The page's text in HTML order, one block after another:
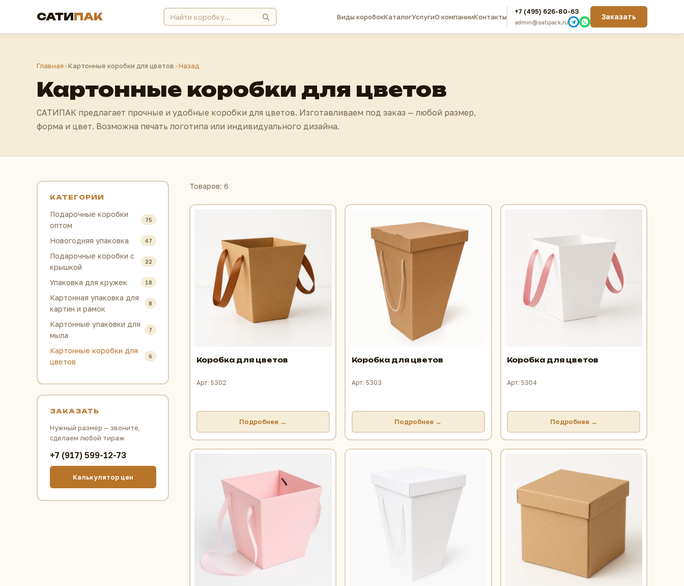
САТИПАК Виды коробокКаталогУслугиО компанииКонтакты
+7 (495) 626-80-63
admin@satipack.ru
Заказать
Главная ›Картонные коробки для цветов ›Назад
Картонные коробки для цветов
САТИПАК предлагает прочные и удобные коробки для цветов. Изготавливаем под заказ — любой размер,
форма и цвет. Возможна печать логотипа или индивидуального дизайна.
КАТЕГОРИИ
Подарочные коробки
оптом
75
Новогодняя упаковка 47
Подарочные коробки с
крышкой
22
Упаковка для кружек 18
Картонная упаковка для
картин и рамок
8
Картонные упаковки для
мыла
7
Картонные коробки для
цветов
6
ЗАКАЗАТЬ
Нужный размер — звоните,
сделаем любой тираж
+7 (917) 599-12-73
Калькулятор цен
Товаров: 6
Коробка для цветов
Арт: 5302
Подробнее →
Коробка для цветов
Арт: 5303
Подробнее →
Коробка для цветов
Арт: 5304
Подробнее →